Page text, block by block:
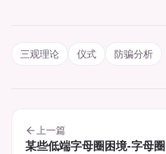
三观理论 仪式 防骗分析
上一篇
某些低端字母圈困境-字母圈